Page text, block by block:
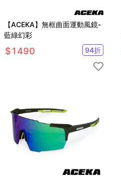
【ACEKA】無框曲面運動風鏡-
藍綠幻彩
$1490 94折